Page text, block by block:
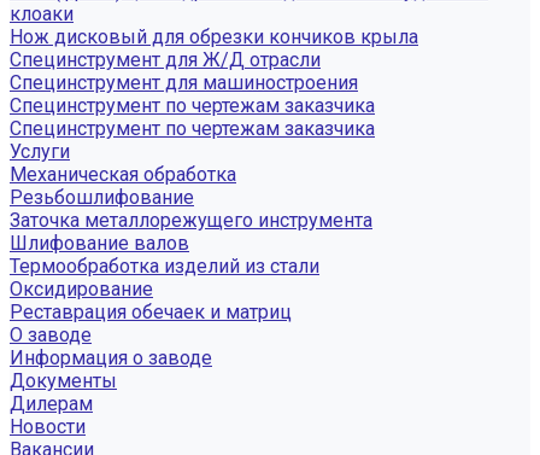
клоаки
Нож дисковый для обрезки кончиков крыла
Специнструмент для Ж/Д отрасли
Специнструмент для машиностроения
Специнструмент по чертежам заказчика
Специнструмент по чертежам заказчика
Услуги
Механическая обработка
Резьбошлифование
Заточка металлорежущего инструмента
Шлифование валов
Термообработка изделий из стали
Оксидирование
Реставрация обечаек и матриц
О заводе
Информация о заводе
Документы
Дилерам
Новости
Вакансии